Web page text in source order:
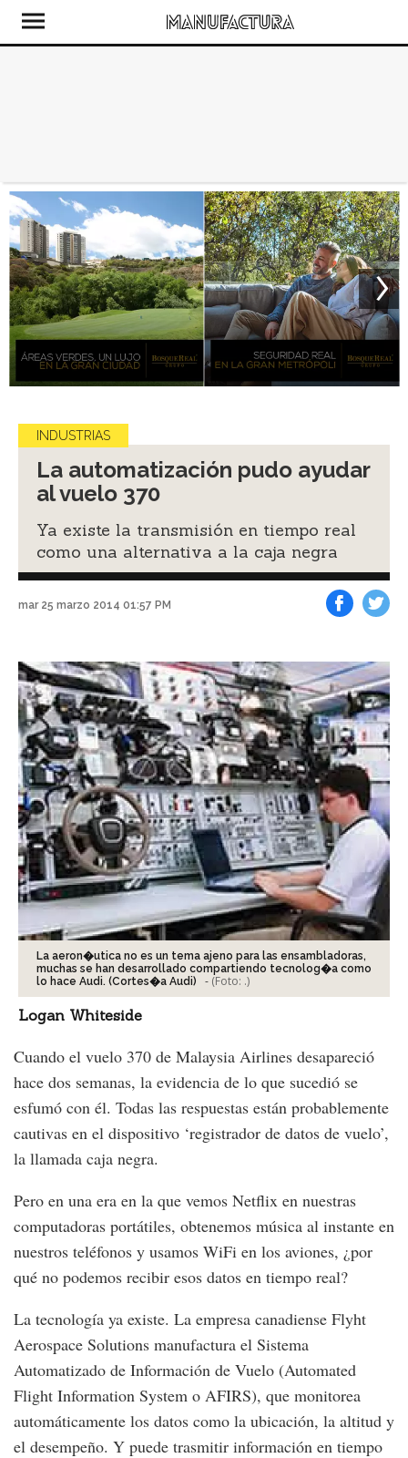
INDUSTRIAS
La automatización pudo ayudar
al vuelo 370
Ya existe la transmisión en tiempo real
como una alternativa a la caja negra
mar 25 marzo 2014 01:57 PM
La aeron�utica no es un tema ajeno para las ensambladoras,
muchas se han desarrollado compartiendo tecnolog�a como
lo hace Audi. (Cortes�a Audi)
- (Foto: .)
Logan Whiteside
Cuando el vuelo 370 de Malaysia Airlines desapareció
hace dos semanas, la evidencia de lo que sucedió se
esfumó con él. Todas las respuestas están probablemente
cautivas en el dispositivo ‘registrador de datos de vuelo’,
la llamada caja negra.
Pero en una era en la que vemos Netflix en nuestras
computadoras portátiles, obtenemos música al instante en
nuestros teléfonos y usamos WiFi en los aviones, ¿por
qué no podemos recibir esos datos en tiempo real?
La tecnología ya existe. La empresa canadiense Flyht
Aerospace Solutions manufactura el Sistema
Automatizado de Información de Vuelo (Automated
Flight Information System o AFIRS), que monitorea
automáticamente los datos como la ubicación, la altitud y
el desempeño. Y puede trasmitir información en tiempo